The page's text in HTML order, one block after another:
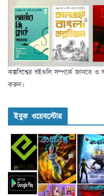
কল্পবিশ্বের বইগুলি সম্পর্কে জানতে
করুন।
ইবুক ওয়েবস্টোর